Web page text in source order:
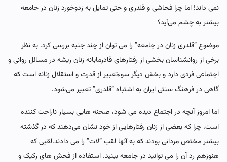
نمی داند! اما چرا فحاشی و قلدری و حتی تمایل به زدوخورد زنان در جامعه
بیشتر به چشم می‌آید؟
موضوع “قلدری زنان در جامعه” را می توان از چند جنبه بررسی کرد. به نظر
برخی از روانشناسان بخشی از رفتارهای قادرمابانه زنان ریشه در مسائل روانی و
اجتماعی فردی دارد و بخش دیگر سوء‌تعبیر از قدرت و استقلال زنانه است که
گاهی در فرهنگ سنتی ایران به اشتباه “قلدری” تعبیر می‌شود.
اما امروز آنچه در اجتماع دیده می شود، صحنه هایی بسیار ناراحت کننده
است، چرا که بعضی از زنان رفتارهایی از خود نشان می‌دهند که در گذشته
بیشتر مختص مردانی بودند که به آنها لقب “لات‌” را می دادند.لقبی که
هنوزهم رد آن را می توانید در جامعه ببنید. استفاده از فحش های رکیک و